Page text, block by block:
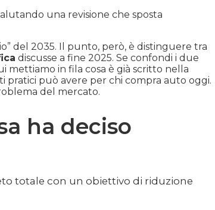
una revisione che sposta
del 2035. Il punto, però, è distinguere tra
discusse a fine 2025. Se confondi i due
mettiamo in fila cosa è già scritto nella
pratici può avere per chi compra auto oggi.
del mercato.
ha deciso
totale con un obiettivo di riduzione